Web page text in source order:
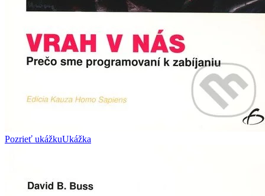
Pozrieť ukážkuUkážka